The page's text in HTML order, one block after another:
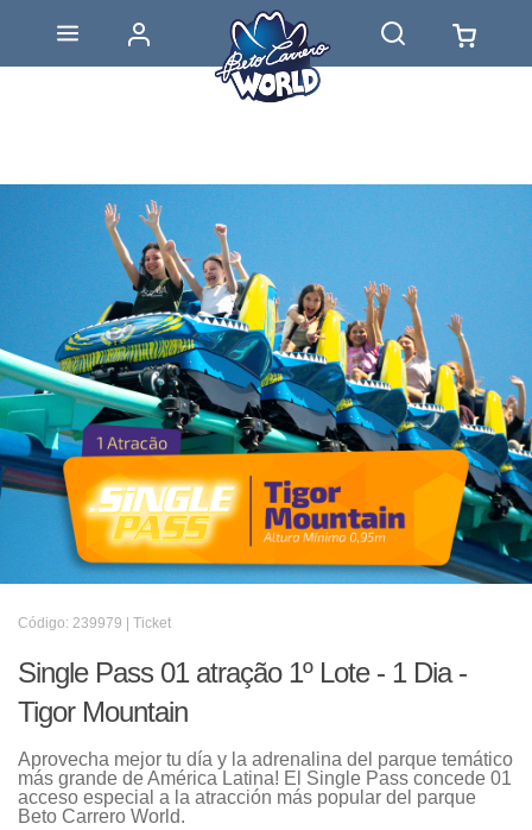
Código: 239979 | Ticket
Single Pass 01 atração 1º Lote - 1 Dia -
Tigor Mountain
Aprovecha mejor tu día y la adrenalina del parque temático
más grande de América Latina! El Single Pass concede 01
acceso especial a la atracción más popular del parque
Beto Carrero World.